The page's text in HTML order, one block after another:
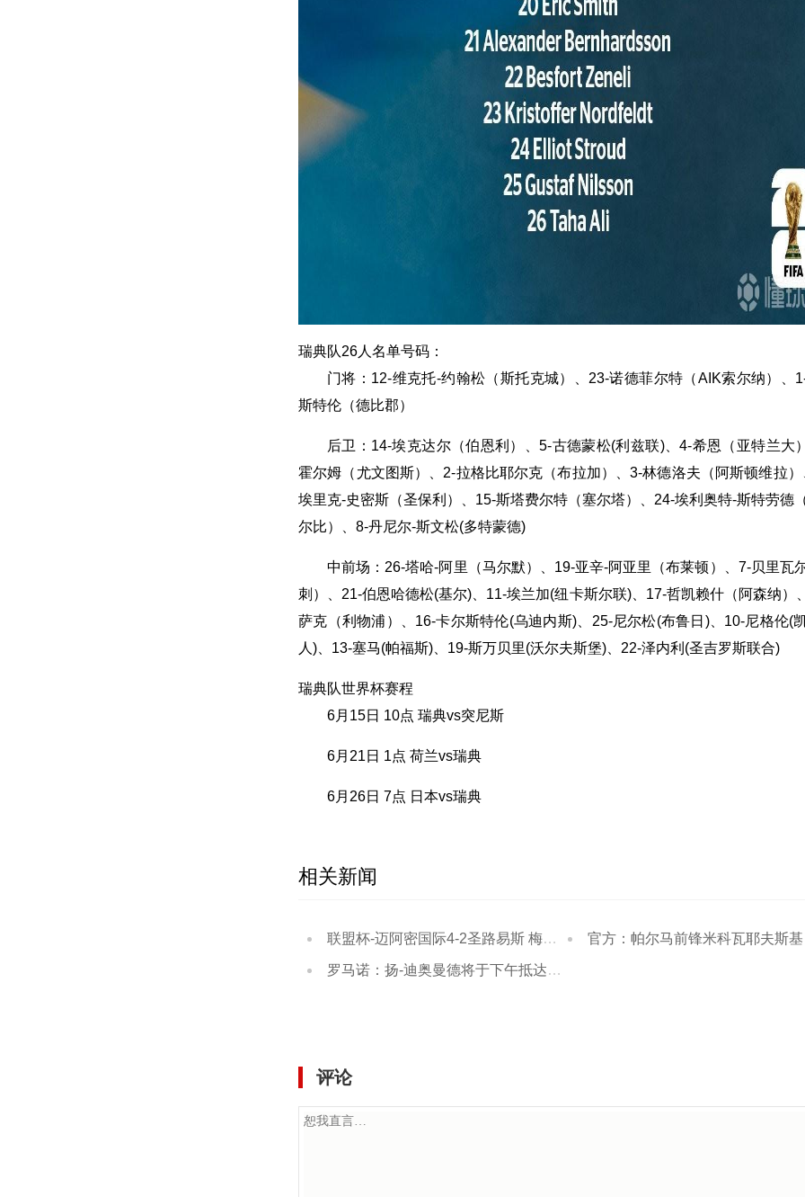
瑞典队26人名单号码：
门将：12-维克托-约翰松（斯托克城）、23-诺德菲尔特（AIK索尔纳）、
斯特伦（德比郡）
后卫：14-埃克达尔（伯恩利）、5-古德蒙松(利兹联)、4-希恩（亚特兰大
霍尔姆（尤文图斯）、2-拉格比耶尔克（布拉加）、3-林德洛夫（阿斯顿维拉）
埃里克-史密斯（圣保利）、15-斯塔费尔特（塞尔塔）、24-埃利奥特-斯特劳德
尔比）、8-丹尼尔-斯文松(多特蒙德)
中前场：26-塔哈-阿里（马尔默）、19-亚辛-阿亚里（布莱顿）、7-贝里瓦
刺）、21-伯恩哈德松(基尔)、11-埃兰加(纽卡斯尔联)、17-哲凯赖什（阿森纳）
萨克（利物浦）、16-卡尔斯特伦(乌迪内斯)、25-尼尔松(布鲁日)、10-尼格伦(
人)、13-塞马(帕福斯)、19-斯万贝里(沃尔夫斯堡)、22-泽内利(圣吉罗斯联合)
瑞典队世界杯赛程
6月15日 10点 瑞典vs突尼斯
6月21日 1点 荷兰vs瑞典
6月26日 7点 日本vs瑞典
相关新闻
联盟杯-迈阿密国际4-2圣路易斯 梅西两射一传 官方：帕尔马前锋米科瓦耶夫斯基租借加盟卢塞恩
罗马诺：扬-迪奥曼德将于下午抵达马德里完成签约，随后官宣
评论